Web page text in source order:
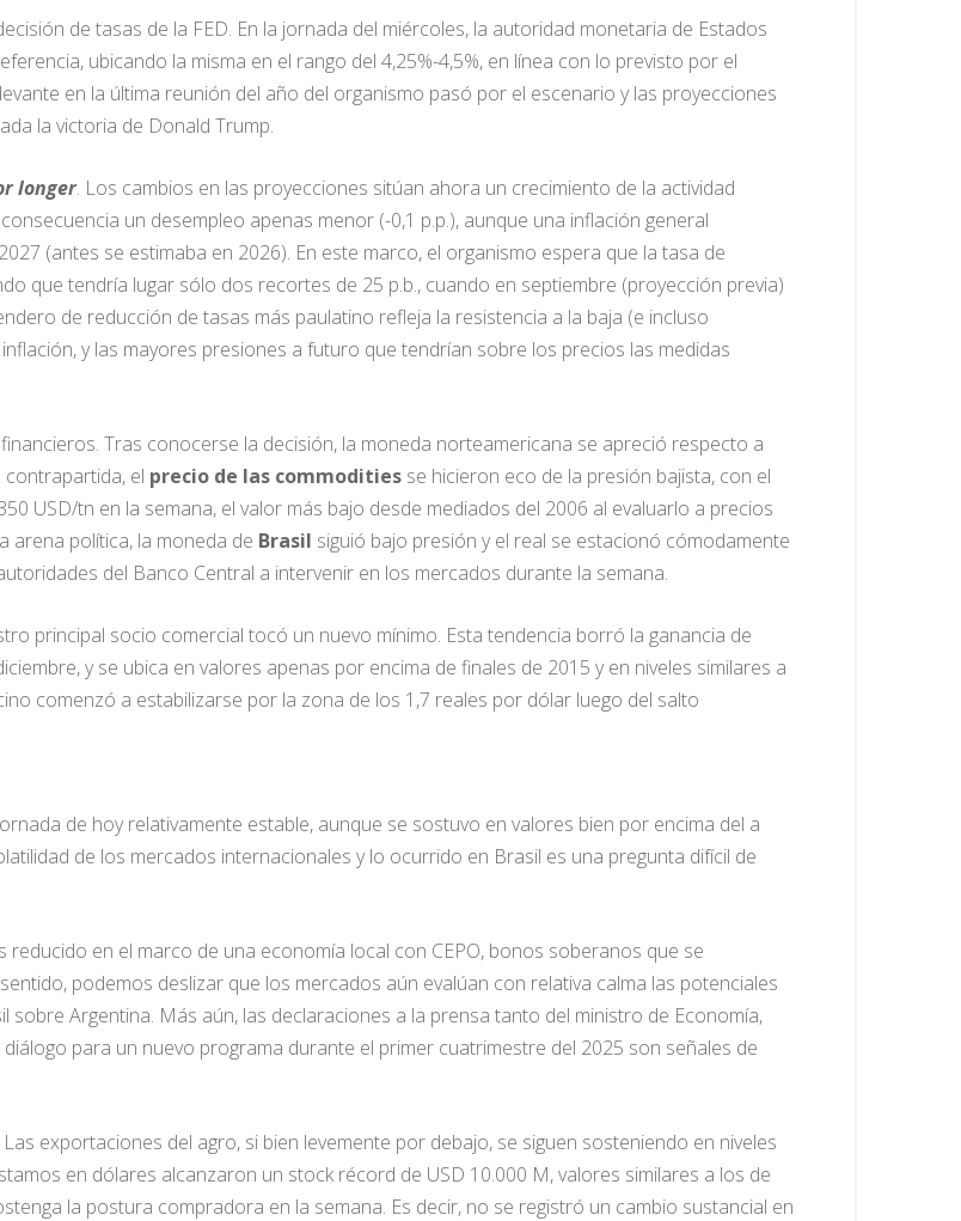
de tasas de la FED. En la jornada del miércoles, la autoridad monetaria de Estados
ubicando la misma en el rango del 4,25%-4,5%, en línea con lo previsto por el
en la última reunión del año del organismo pasó por el escenario y las proyecciones
la victoria de Donald Trump.
longer. Los cambios en las proyecciones sitúan ahora un crecimiento de la actividad
un desempleo apenas menor (-0,1 p.p.), aunque una inflación general
(antes se estimaba en 2026). En este marco, el organismo espera que la tasa de
que tendría lugar sólo dos recortes de 25 p.b., cuando en septiembre (proyección previa)
de reducción de tasas más paulatino refleja la resistencia a la baja (e incluso
y las mayores presiones a futuro que tendrían sobre los precios las medidas
Tras conocerse la decisión, la moneda norteamericana se apreció respecto a
contrapartida, el precio de las commodities se hicieron eco de la presión bajista, con el
USD/tn en la semana, el valor más bajo desde mediados del 2006 al evaluarlo a precios
arena política, la moneda de Brasil siguió bajo presión y el real se estacionó cómodamente
del Banco Central a intervenir en los mercados durante la semana.
principal socio comercial tocó un nuevo mínimo. Esta tendencia borró la ganancia de
y se ubica en valores apenas por encima de finales de 2015 y en niveles similares a
comenzó a estabilizarse por la zona de los 1,7 reales por dólar luego del salto
de hoy relativamente estable, aunque se sostuvo en valores bien por encima del a
de los mercados internacionales y lo ocurrido en Brasil es una pregunta difícil de
en el marco de una economía local con CEPO, bonos soberanos que se
podemos deslizar que los mercados aún evalúan con relativa calma las potenciales
Argentina. Más aún, las declaraciones a la prensa tanto del ministro de Economía,
para un nuevo programa durante el primer cuatrimestre del 2025 son señales de
Las exportaciones del agro, si bien levemente por debajo, se siguen sosteniendo en niveles
en dólares alcanzaron un stock récord de USD 10.000 M, valores similares a los de
la postura compradora en la semana. Es decir, no se registró un cambio sustancial en